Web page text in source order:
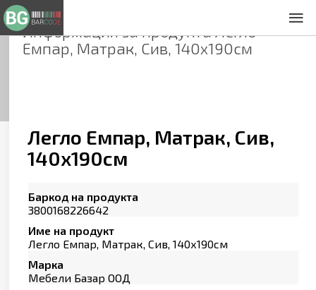
Информация за продуктаЛегло
Емпар, Матрак, Сив, 140х190см
Легло Емпар, Матрак, Сив,
140х190см
Баркод на продукта
3800168226642
Име на продукт
Легло Емпар, Матрак, Сив, 140х190см
Марка
Мебели Базар ООД
Общи условия